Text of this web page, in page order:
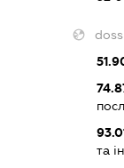
та